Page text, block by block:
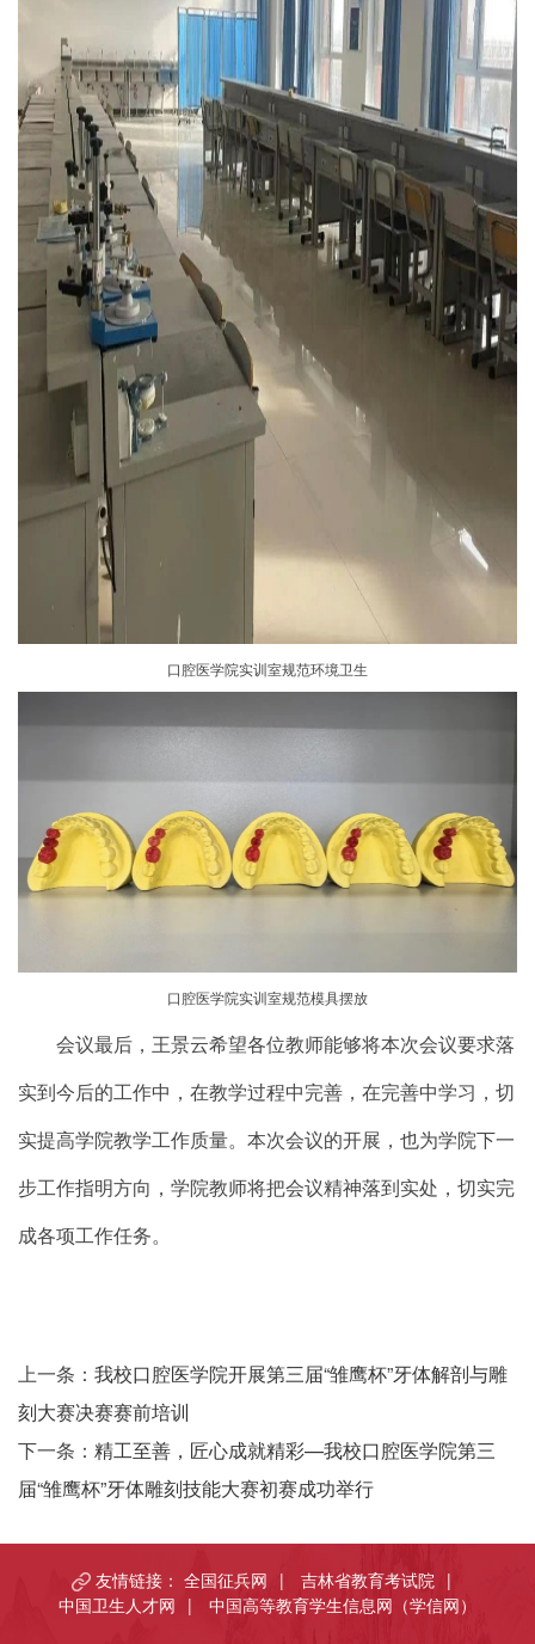
口腔医学院实训室规范环境卫生
口腔医学院实训室规范模具摆放
会议最后，王景云希望各位教师能够将本次会议要求落
实到今后的工作中，在教学过程中完善，在完善中学习，切
实提高学院教学工作质量。本次会议的开展，也为学院下一
步工作指明方向，学院教师将把会议精神落到实处，切实完
成各项工作任务。
上一条： 我校口腔医学院开展第三届“雏鹰杯”牙体解剖与雕
刻大赛决赛赛前培训
下一条： 精工至善，匠心成就精彩—我校口腔医学院第三
届“雏鹰杯”牙体雕刻技能大赛初赛成功举行
友情链接： 全国征兵网 | 吉林省教育考试院 |
中国卫生人才网 | 中国高等教育学生信息网（学信网）